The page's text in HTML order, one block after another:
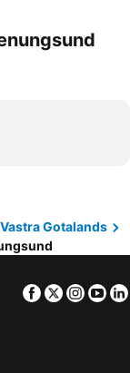
Vastra Gotalands
Facebook
Twitter